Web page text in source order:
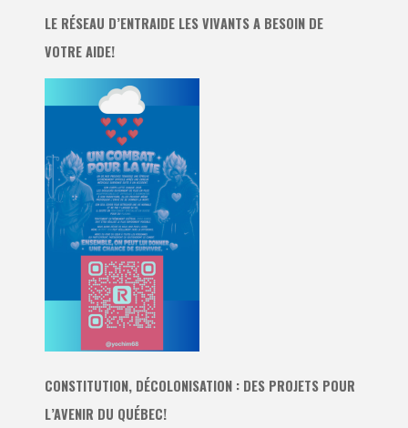
LE RÉSEAU D’ENTRAIDE LES VIVANTS A BESOIN DE
VOTRE AIDE!
CONSTITUTION, DÉCOLONISATION : DES PROJETS POUR
L’AVENIR DU QUÉBEC!